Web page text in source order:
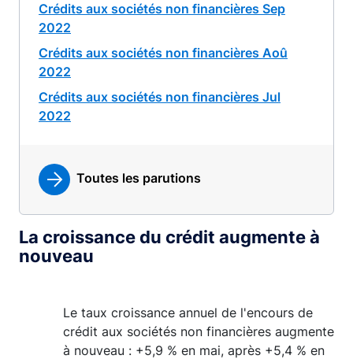
Crédits aux sociétés non financières Sep
2022
Crédits aux sociétés non financières Aoû
2022
Crédits aux sociétés non financières Jul
2022
Toutes les parutions
La croissance du crédit augmente à
nouveau
Le taux croissance annuel de l'encours de
crédit aux sociétés non financières augmente
à nouveau : +5,9 % en mai, après +5,4 % en